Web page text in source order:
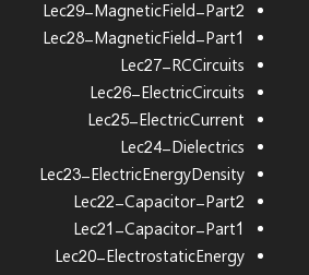
Lec29-MagneticField-Part2
Lec28-MagneticField-Part1
Lec27-RCCircuits
Lec26-ElectricCircuits
Lec25-ElectricCurrent
Lec24-Dielectrics
Lec23-ElectricEnergyDensity
Lec22-Capacitor-Part2
Lec21-Capacitor-Part1
Lec20-ElectrostaticEnergy